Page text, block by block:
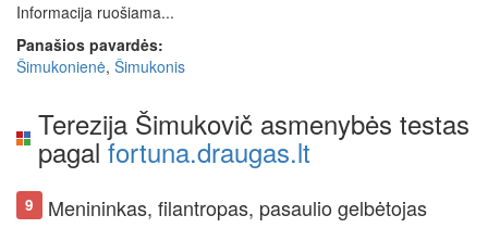
Informacija ruošiama...
Panašios pavardės:
Šimukonienė, Šimukonis
Terezija Šimukovič asmenybės testas
pagalfortuna.draugas.lt
9 Menininkas, filantropas, pasaulio gelbėtojas